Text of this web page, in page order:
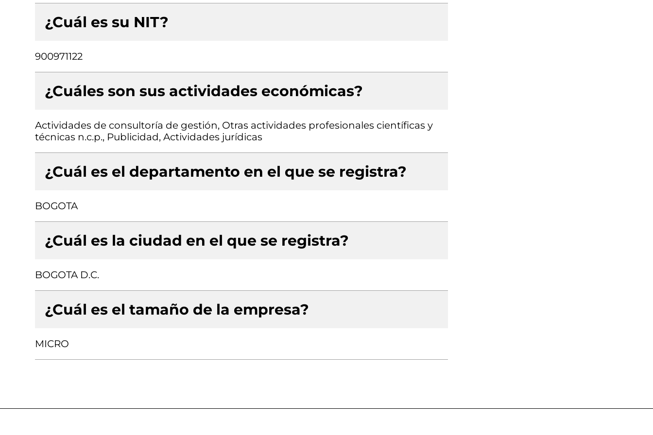
¿Cuál es su NIT?
900971122
¿Cuáles son sus actividades económicas?
Actividades de consultoría de gestión, Otras actividades profesionales científicas y
técnicas n.c.p., Publicidad, Actividades jurídicas
¿Cuál es el departamento en el que se registra?
BOGOTA
¿Cuál es la ciudad en el que se registra?
BOGOTA D.C.
¿Cuál es el tamaño de la empresa?
MICRO